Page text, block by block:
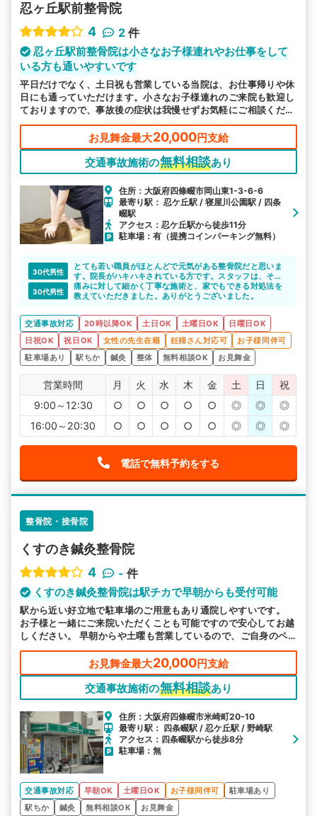
駅から探す 院名から探す
忍ヶ丘駅前整骨院
4
2 件
忍ヶ丘駅前整骨院は小さなお子様連れやお仕事をして
いる方も通いやすいです
平日だけでなく、土日祝も営業している当院は、お仕事帰りや休
日にも通っていただけます。小さなお子様連れのご来院も歓迎し
ておりますので、事故後の症状は我慢せずお気軽にご相談くださ
い。
お見舞金最大20,000円支給
交通事故施術の無料相談あり
住所：大阪府四條畷市岡山東1-3-6-6
最寄り駅： 忍ケ丘駅 / 寝屋川公園駅 / 四条
畷駅
アクセス：忍ケ丘駅から徒歩11分
駐車場：有（提携コインパーキング無料）
30代男性
とても若い職員がほとんどで元気がある整骨院だと思いま
す。院長がハキハキされている方です。スタッフは、その
ときにより異なりますが、症状、痛みなど丁寧に確認は、
毎回してくれます。
30代男性
痛みに対して細かく丁寧な施術と、家でもできる対処法を
教えていただきました。ありがとうございました。
交通事故対応 20時以降OK 土日OK 土曜日OK
日曜日OK
日祝OK
祝日OK 女性の先生在籍 妊婦さん対応可
お子様同伴可
駐車場あり
駅ちか 鍼灸 整体 無料相談OK お見舞金
営業時間 月 火 水 木 金 土 日
祝
9:00～12:30
○ ○ ○ ○ ○ ◎ ◎
◎
16:00～20:30
○ ○ ○ ○ ○ ◎ ◎ ◎
電話で無料予約をする
整骨院・接骨院
くすのき鍼灸整骨院
4
- 件
くすのき鍼灸整骨院は駅チカで早朝からも受付可能
駅から近い好立地で駐車場のご用意もあり通院しやすいです。
お子様と一緒にご来院いただくことも可能ですので安心してお越
しください。 早朝からや土曜も営業しているので、ご自身のペ
ースでご通院いただける環境を整えております。
お見舞金最大20,000円支給
交通事故施術の無料相談あり
住所：大阪府四條畷市米崎町20-10
最寄り駅： 四条畷駅 / 忍ケ丘駅 / 野崎駅
アクセス：四条畷駅から徒歩8分
駐車場：無
交通事故対応 早朝OK 土曜日OK お子様同伴可
駐車場あり
駅ちか
鍼灸 無料相談OK お見舞金